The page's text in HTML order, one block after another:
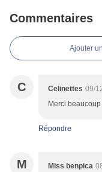
Commentaires
Ajouter
C Celinettes 09/
Merci
Répondre
M Miss benpica